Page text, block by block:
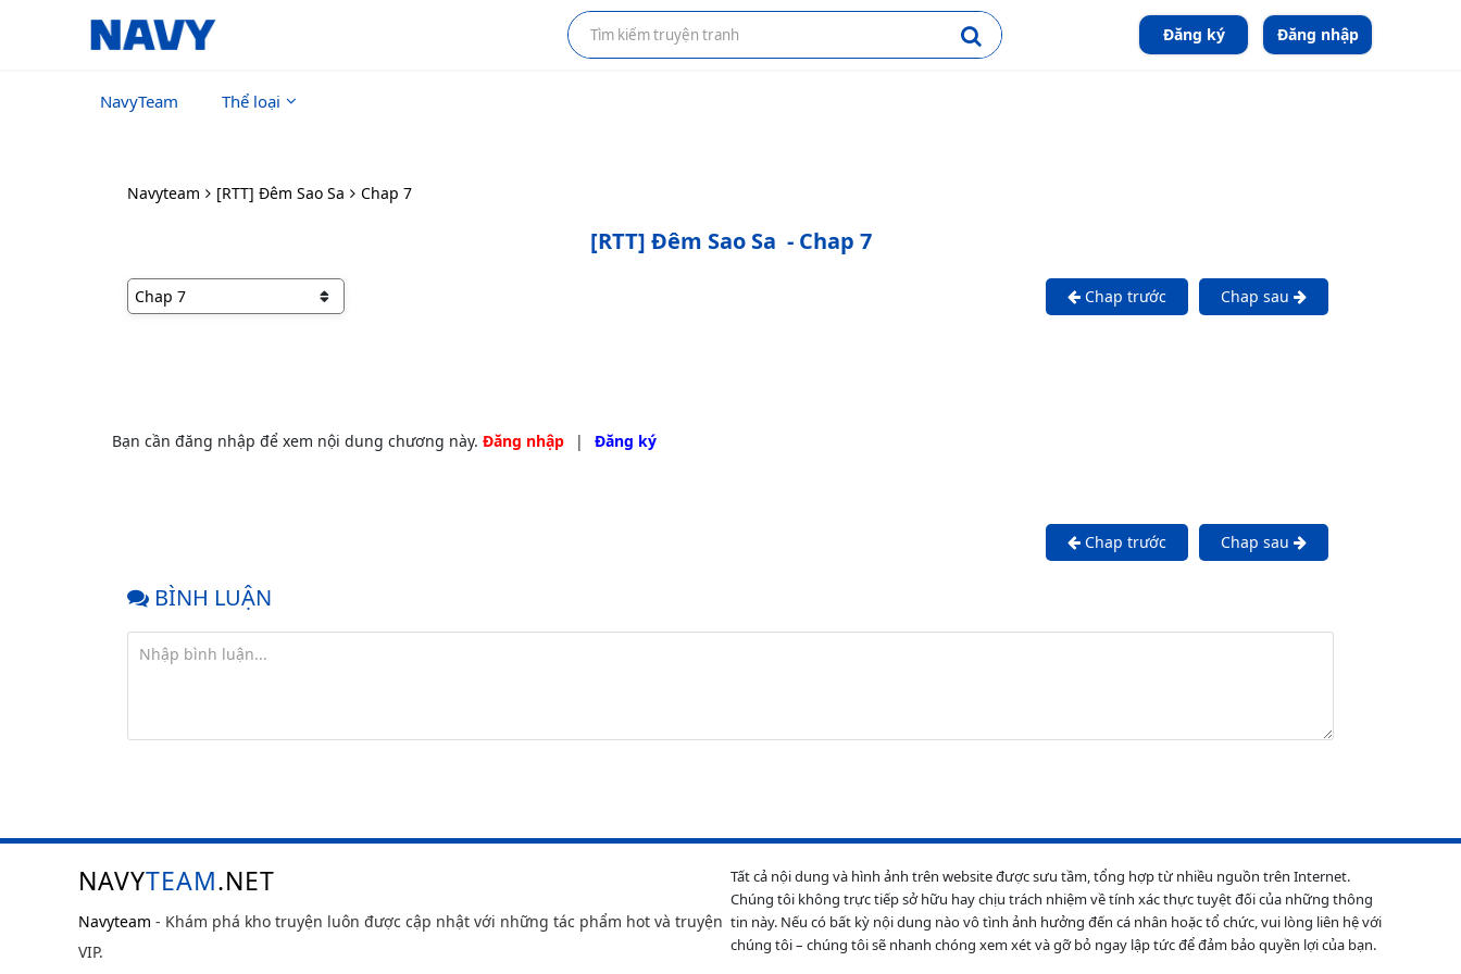
Đăng ký Đăng nhập
NavyTeam Thể loại
Navyteam [RTT] Đêm Sao Sa Chap 7
[RTT] Đêm Sao Sa - Chap 7
Chap trước Chap sau
Bạn cần đăng nhập để xem nội dung chương này. Đăng nhập | Đăng ký
Chap trước Chap sau
BÌNH LUẬN
NAVYTEAM.NET
Navyteam - Khám phá kho truyện luôn được cập nhật với những tác phẩm hot và truyện
VIP.
Tất cả nội dung và hình ảnh trên website được sưu tầm, tổng hợp từ nhiều nguồn trên Internet.
Chúng tôi không trực tiếp sở hữu hay chịu trách nhiệm về tính xác thực tuyệt đối của những thông
tin này. Nếu có bất kỳ nội dung nào vô tình ảnh hưởng đến cá nhân hoặc tổ chức, vui lòng liên hệ với
chúng tôi – chúng tôi sẽ nhanh chóng xem xét và gỡ bỏ ngay lập tức để đảm bảo quyền lợi của bạn.